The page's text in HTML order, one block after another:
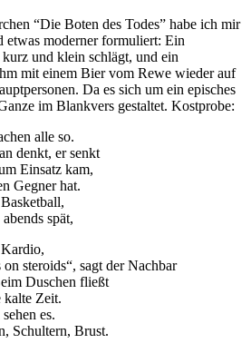
“Die Boten des Todes” habe ich mir
etwas moderner formuliert: Ein
und klein schlägt, und ein
mit einem Bier vom Rewe wieder auf
Da es sich um ein episches
im Blankvers gestaltet. Kostprobe:
alle so.
denkt, er senkt
Einsatz kam,
Gegner hat.
spät,
steroids“, sagt der Nachbar
Duschen fließt
kalte Zeit.
es.
Schultern, Brust.